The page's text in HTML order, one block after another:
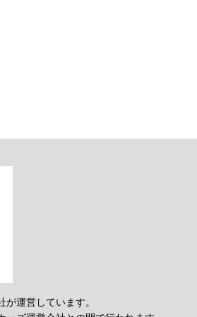
運営しています。